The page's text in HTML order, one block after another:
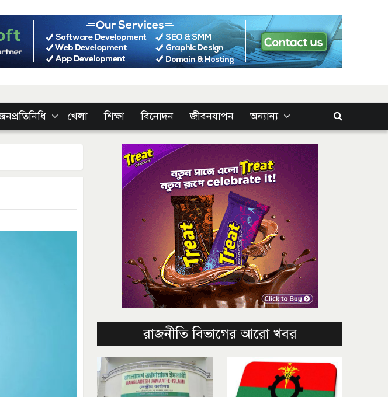
খেলা শিক্ষা বিনোদন জীবনযাপন অন্যান্য
রাজনীতি বিভাগের আরো খবর